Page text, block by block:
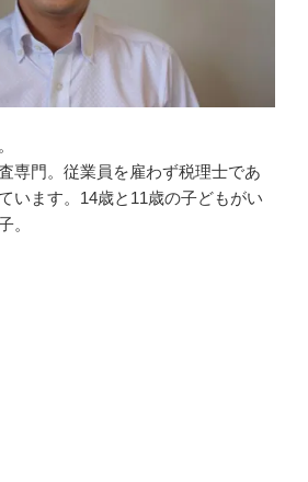
専門。従業員を雇わず税理士であ
います。14歳と11歳の子どもがい
。